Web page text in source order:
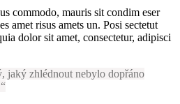
commodo, mauris sit condim eser
amet risus amets un. Posi sectetut
dolor sit amet, consectetur, adipisci
jaký zhlédnout nebylo dopřáno